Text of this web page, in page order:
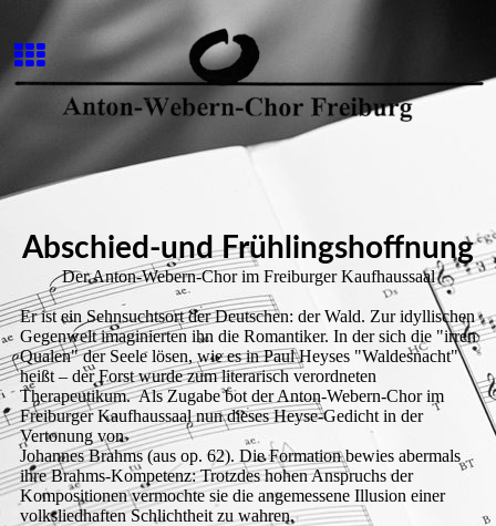
Abschied-und Frühlingshoffnung
Der Anton-Webern-Chor im Freiburger Kaufhaussaal
Er ist ein Sehnsuchtsort der Deutschen: der Wald. Zur idyllischen
Gegenwelt imaginierten ihn die Romantiker. In der sich die "irren
Qualen" der Seele lösen, wie es in Paul Heyses "Waldesnacht"
heißt – der Forst wurde zum literarisch verordneten
Therapeutikum. Als Zugabe bot der Anton-Webern-Chor im
Freiburger Kaufhaussaal nun dieses Heyse-Gedicht in der
Vertonung von
Johannes Brahms (aus op. 62). Die Formation bewies abermals
ihre Brahms-Kompetenz: Trotzdes hohen Anspruchs der
Kompositionen vermochte sie die angemessene Illusion einer
volksliedhaften Schlichtheit zu wahren.